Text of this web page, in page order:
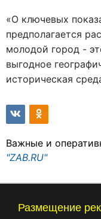
«О ключевых
предполагается
молодой город -
выгодное
историческая
Важные и
"ZAB.RU"
Размещение